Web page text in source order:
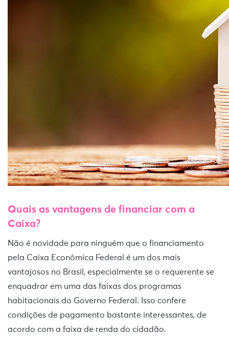
Quais as vantagens de financiar com a
Caixa?
Não é novidade para ninguém que o financiamento
pela Caixa Econômica Federal é um dos mais
vantajosos no Brasil, especialmente se o requerente se
enquadrar em uma das faixas dos programas
habitacionais do Governo Federal. Isso confere
condições de pagamento bastante interessantes, de
acordo com a faixa de renda do cidadão.